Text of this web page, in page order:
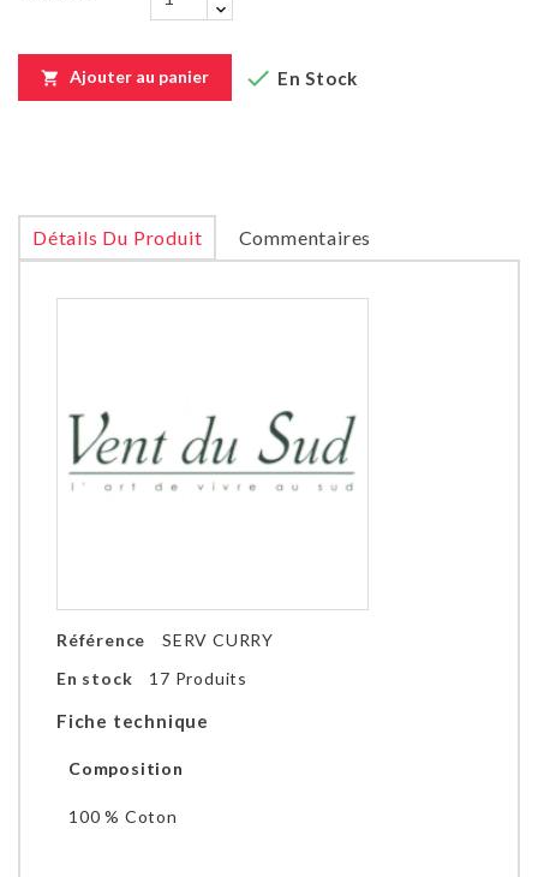
 Ajouter au panier  En Stock
Détails Du Produit Commentaires
Référence
SERV CURRY
En stock
17 Produits
Fiche technique
Composition
100 % Coton